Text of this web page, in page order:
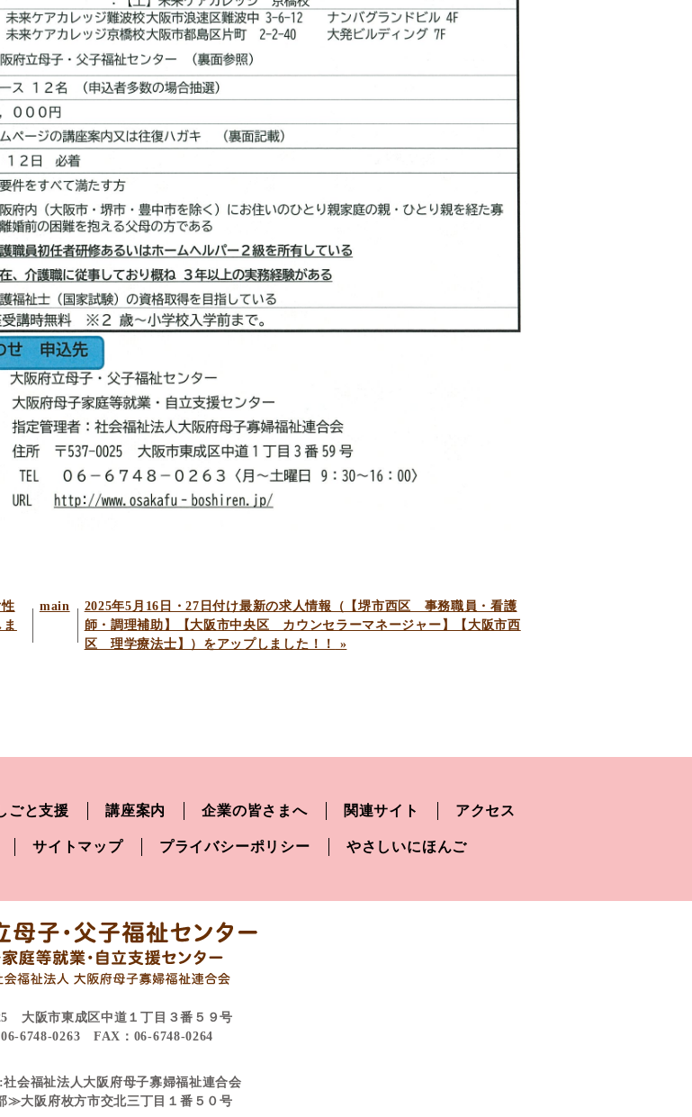
main
2025年5月16日・27日付け最新の求人情報（【堺市西区 事務職員・看護
師・調理補助】【大阪市中央区 カウンセラーマネージャー】【大阪市西
区 理学療法士】）をアップしました！！
»
ごと支援 講座案内 企業の皆さまへ 関連サイト アクセス
サイトマップ プライバシーポリシー やさしいにほんご
大阪市東成区中道１丁目３番５９号
6748-0263 FAX：06-6748-0264
会福祉法人大阪府母子寡婦福祉連合会
≫大阪府枚方市交北三丁目１番５０号